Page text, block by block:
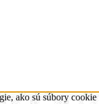
ako sú súbory